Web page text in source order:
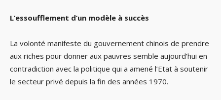
L’essoufflement d’un modèle à succès
La volonté manifeste du gouvernement chinois de prendre
aux riches pour donner aux pauvres semble aujourd’hui en
contradiction avec la politique qui a amené l’Etat à soutenir
le secteur privé depuis la fin des années 1970.